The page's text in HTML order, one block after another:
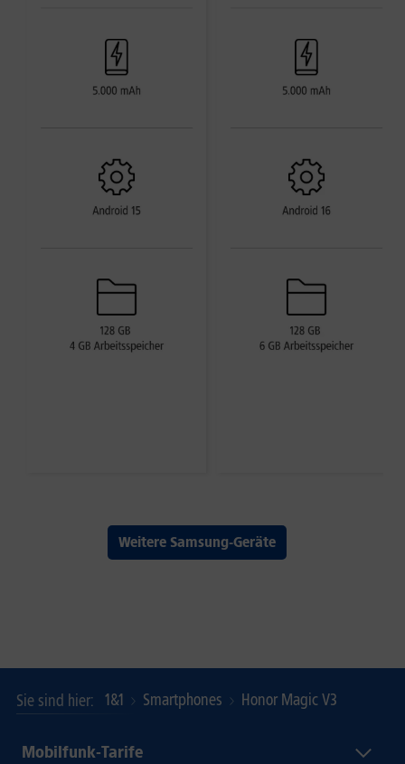
Weitere Samsung-Geräte
Sie sind hier 1&1 Smartphones Honor Magic V3
Mobilfunk-Tarife